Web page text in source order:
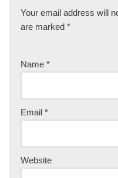
Your email address will
are marked *
Name *
Email *
Website